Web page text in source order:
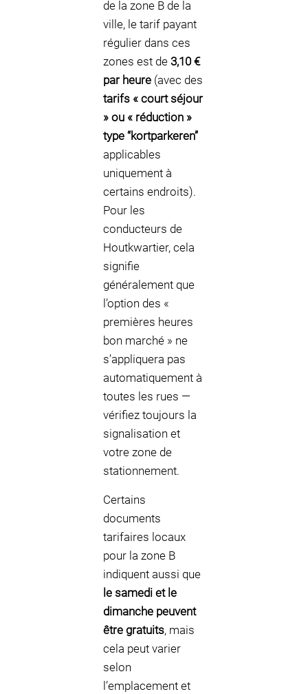
de la zone B de la
ville, le tarif payant
régulier dans ces
zones est de 3,10 €
par heure (avec des
tarifs « court séjour
» ou « réduction »
type “kortparkeren”
applicables
uniquement à
certains endroits).
Pour les
conducteurs de
Houtkwartier, cela
signifie
généralement que
l’option des «
premières heures
bon marché » ne
s’appliquera pas
automatiquement à
toutes les rues —
vérifiez toujours la
signalisation et
votre zone de
stationnement.
Certains
documents
tarifaires locaux
pour la zone B
indiquent aussi que
le samedi et le
dimanche peuvent
être gratuits, mais
cela peut varier
selon
l’emplacement et